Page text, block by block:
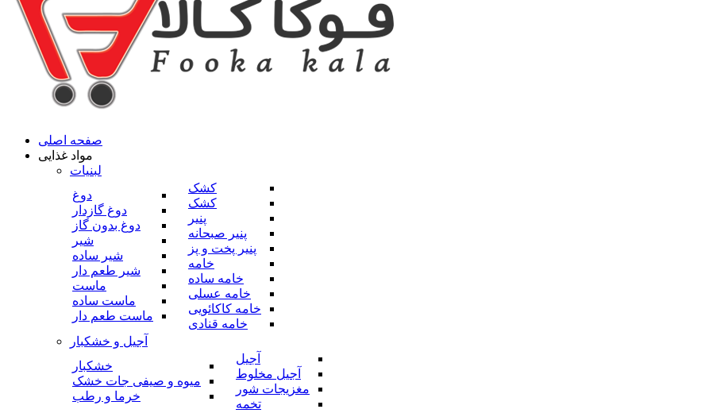
صفحه اصلی
مواد غذایی
لبنیات
کشک
کشک
پنیر
پنیر صبحانه
پنیر پخت و پز
خامه
خامه ساده
خامه عسلی
خامه کاکائویی
خامه قنادی
دوغ
دوغ گازدار
دوغ بدون گاز
شیر
شیر ساده
شیر طعم دار
ماست
ماست ساده
ماست طعم دار
آجیل و خشکبار
آجیل
آجیل مخلوط
مغزیجات شور
تخمه
خشکبار
میوه و صیفی جات خشک
خرما و رطب